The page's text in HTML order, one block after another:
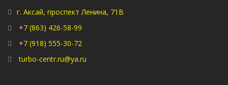
г. Аксай, проспект Ленина, 71В
+7 (863) 426-58-99
+7 (918) 555-30-72
turbo-centr.ru@ya.ru